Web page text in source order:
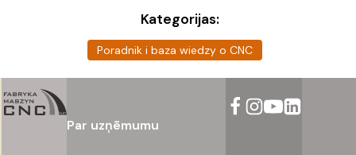
Kategorijas:
Poradnik i baza wiedzy o CNC
Par uzņēmumu